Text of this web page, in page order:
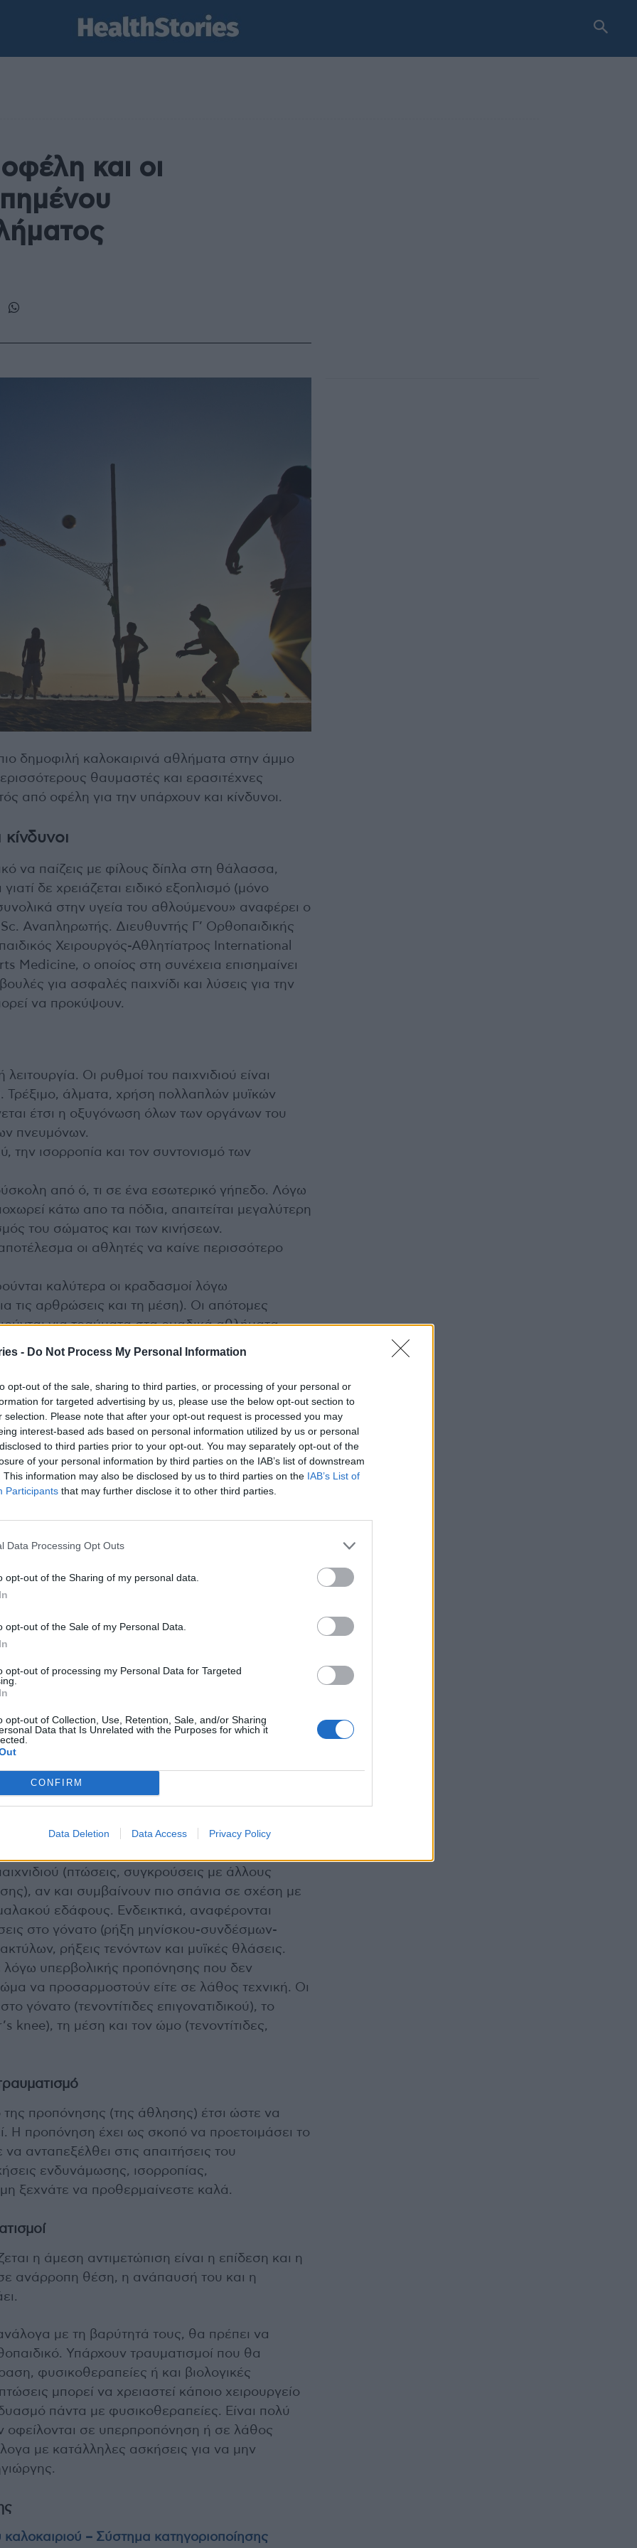
- Do Not Process My Personal Information
opt-out of the sale, sharing to third parties, or processing of your personal or
for targeted advertising by us, please use the below opt-out section to
selection. Please note that after your opt-out request is processed you may
interest-based ads based on personal information utilized by us or personal
to third parties prior to your opt-out. You may separately opt-out of the
of your personal information by third parties on the IAB’s list of downstream
This information may also be disclosed by us to third parties on the IAB’s List of
Participants that may further disclose it to other third parties.
Data Processing Opt Outs
opt-out of the Sharing of my personal data.
opt-out of the Sale of my Personal Data.
opt-out of processing my Personal Data for Targeted
opt-out of Collection, Use, Retention, Sale, and/or Sharing
Data that Is Unrelated with the Purposes for which it
CONFIRM
Data Deletion Data Access Privacy Policy
και οι
δημοφιλή καλοκαιρινά αθλήματα στην άμμο
θαυμαστές και ερασιτέχνες
από οφέλη για την υπάρχουν και κίνδυνοι.
να παίζεις με φίλους δίπλα στη θάλασσα,
δε χρειάζεται ειδικό εξοπλισμό (μόνο
στην υγεία του αθλούμενου» αναφέρει ο
Αναπληρωτής. Διευθυντής Γ’ Ορθοπαιδικής
Χειρουργός-Αθλητίατρος International
Medicine, ο οποίος στη συνέχεια επισημαίνει
για ασφαλές παιχνίδι και λύσεις για την
να προκύψουν.
Οι ρυθμοί του παιχνιδιού είναι
Τρέξιμο, άλματα, χρήση πολλαπλών μυϊκών
έτσι η οξυγόνωση όλων των οργάνων του
πνευμόνων.
την ισορροπία και τον συντονισμό των
από ό, τι σε ένα εσωτερικό γήπεδο. Λόγω
κάτω απο τα πόδια, απαιτείται μεγαλύτερη
του σώματος και των κινήσεων.
οι αθλητές να καίνε περισσότερο
καλύτερα οι κραδασμοί λόγω
τις αρθρώσεις και τη μέση). Οι απότομες
για τραύματα στα ομαδικά αθλήματα
συνδέσμου και του μηνίσκου, γίνονται εδώ
προλαμβάνονται τραυματισμοί λόγω
– ισορροπίας.
παίζεται κάτω απο τον ήλιο που είναι
στην καλή υγεία των οστών.
το άγχος. Η άσκηση σε ωραίο φυσικό
η άμεση επαφή με την άμμο χωρίς παπούτσια
είναι γνωστές κι ως ορμόνες της ευτυχίας.
παιχνίδι beach volley μπορούν να παίξουν
πλευρά όπως γίνεται σε επαγγελματικό
το αντηλιακό, το καπέλο και τα γυαλιά
τις ώρες που ο ήλιος είναι πιο επικίνδυνος.
ώρες.
ποτό) πολύ καλά πριν, κατά τη διάρκεια και
έχετε κάνει προθέρμανση.
για το άθλημα και πριν αρχίσετε τον
το έδαφος πέτρες ή άλλα αντικείμενα που
στην παραλία.
beach volley
είναι:
(πτώσεις, συγκρούσεις με άλλους
αν και συμβαίνουν πιο σπάνια σε σχέση με
εδάφους. Ενδεικτικά, αναφέρονται
στο γόνατο (ρήξη μηνίσκου-συνδέσμων-
ρήξεις τενόντων και μυϊκές θλάσεις.
λόγω υπερβολικής προπόνησης που δεν
να προσαρμοστούν είτε σε λάθος τεχνική. Οι
γόνατο (τενοντίτιδες επιγονατιδικού), το
knee), τη μέση και τον ώμο (τενοντίτιδες,
προπόνησης (της άθλησης) έτσι ώστε να
Η προπόνηση έχει ως σκοπό να προετοιμάσει το
ανταπεξέλθει στις απαιτήσεις του
ενδυνάμωσης, ισορροπίας,
μη ξεχνάτε να προθερμαίνεστε καλά.
η άμεση αντιμετώπιση είναι η επίδεση και η
ανάρροπη θέση, η ανάπαυσή του και η
με τη βαρύτητά τους, θα πρέπει να
Υπάρχουν τραυματισμοί που θα
φυσικοθεραπείες ή και βιολογικές
μπορεί να χρειαστεί κάποιο χειρουργείο
πάντα με φυσικοθεραπείες. Είναι πολύ
οφείλονται σε υπερπροπόνηση ή σε λάθος
με κατάλληλες ασκήσεις για να μην
– Σύστημα κατηγοριοποίησης